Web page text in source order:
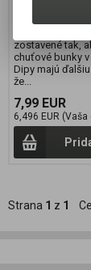
Úplne nová,
a sladká
zostavené tak,
chuťové bunky
Dipy majú
že...
7,99 EUR
6,496 EUR
Strana 1 z 1